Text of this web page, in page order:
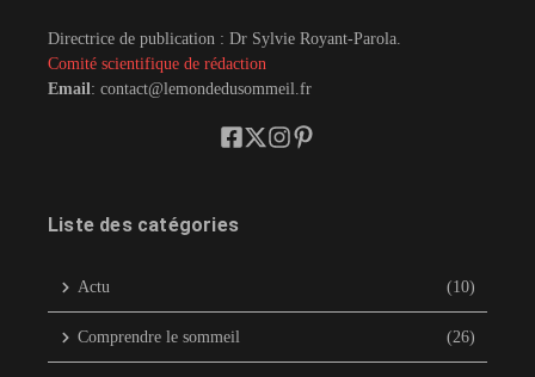
Directrice de publication : Dr Sylvie Royant-Parola.
Comité scientifique de rédaction
Email: contact@lemondedusommeil.fr
Liste des catégories
Actu (10)
Comprendre le sommeil (26)